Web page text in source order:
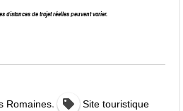
distances de trajet réelles peuvent varier.
Romaines, Site touristique